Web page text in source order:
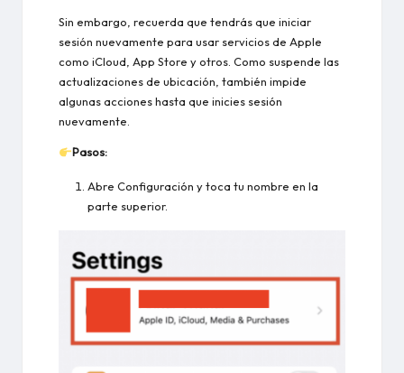
Sin embargo, recuerda que tendrás que iniciar
sesión nuevamente para usar servicios de Apple
como iCloud, App Store y otros. Como suspende las
actualizaciones de ubicación, también impide
algunas acciones hasta que inicies sesión
nuevamente.
Pasos:
Abre Configuración y toca tu nombre en la
parte superior.